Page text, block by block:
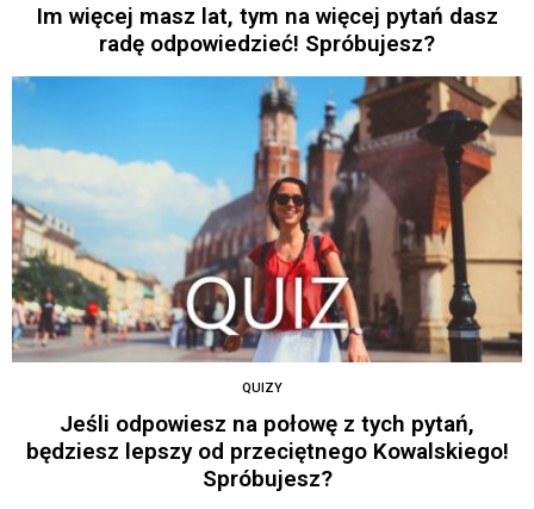
Im więcej masz lat, tym na więcej pytań dasz
radę odpowiedzieć! Spróbujesz?
QUIZY
Jeśli odpowiesz na połowę z tych pytań,
będziesz lepszy od przeciętnego Kowalskiego!
Spróbujesz?